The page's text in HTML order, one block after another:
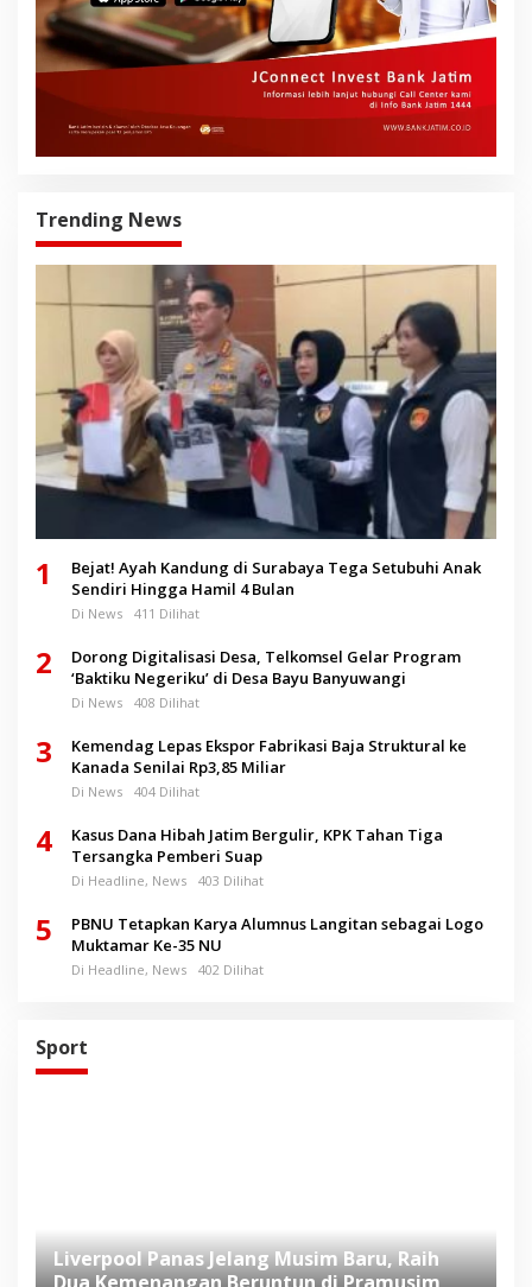
Trending News
1
Bejat! Ayah Kandung di Surabaya Tega Setubuhi Anak
Sendiri Hingga Hamil 4 Bulan
Di News 411 Dilihat
2
Dorong Digitalisasi Desa, Telkomsel Gelar Program
‘Baktiku Negeriku’ di Desa Bayu Banyuwangi
Di News 408 Dilihat
3
Kemendag Lepas Ekspor Fabrikasi Baja Struktural ke
Kanada Senilai Rp3,85 Miliar
Di News 404 Dilihat
4
Kasus Dana Hibah Jatim Bergulir, KPK Tahan Tiga
Tersangka Pemberi Suap
Di Headline, News 403 Dilihat
5
PBNU Tetapkan Karya Alumnus Langitan sebagai Logo
Muktamar Ke-35 NU
Di Headline, News 402 Dilihat
Sport
Liverpool Panas Jelang Musim Baru, Raih